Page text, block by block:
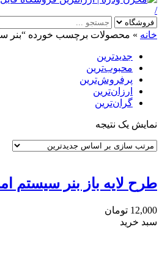
/
خانه » محصولات برچسب خورده “بنر
جدیدترین
محبوب‌ترین
پرفروش‌ترین
ارزان‌ترین
گران‌ترین
نمایش یک نتیجه
طرح لایه باز بنر سیستم
12,000 تومان
سبد خرید